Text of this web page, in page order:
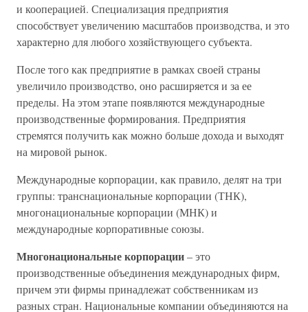
и кооперацией. Специализация предприятия
способствует увеличению масштабов производства, и это
характерно для любого хозяйствующего субъекта.
После того как предприятие в рамках своей страны
увеличило производство, оно расширяется и за ее
пределы. На этом этапе появляются международные
производственные формирования. Предприятия
стремятся получить как можно больше дохода и выходят
на мировой рынок.
Международные корпорации, как правило, делят на три
группы: транснациональные корпорации (ТНК),
многонациональные корпорации (МНК) и
международные корпоративные союзы.
Многонациональные корпорации– это
производственные объединения международных фирм,
причем эти фирмы принадлежат собственникам из
разных стран. Национальные компании объединяются на